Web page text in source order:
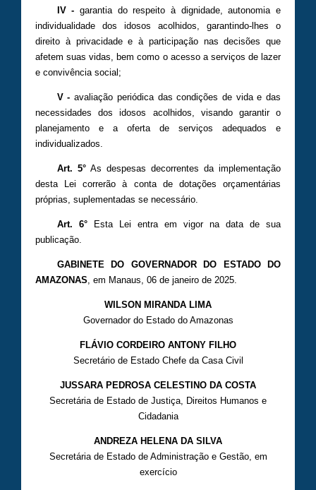
IV - garantia do respeito à dignidade, autonomia e
individualidade dos idosos acolhidos, garantindo-lhes o
direito à privacidade e à participação nas decisões que
afetem suas vidas, bem como o acesso a serviços de lazer
e convivência social;
V - avaliação periódica das condições de vida e das
necessidades dos idosos acolhidos, visando garantir o
planejamento e a oferta de serviços adequados e
individualizados.
Art. 5°As despesas decorrentes da implementação
desta Lei correrão à conta de dotações orçamentárias
próprias, suplementadas se necessário.
Art. 6°Esta Lei entra em vigor na data de sua
publicação.
GABINETE DO GOVERNADOR DO ESTADO DO
AMAZONAS , em Manaus, 06 de janeiro de 2025.
WILSON MIRANDA LIMA
Governador do Estado do Amazonas
FLÁVIO CORDEIRO ANTONY FILHO
Secretário de Estado Chefe da Casa Civil
JUSSARA PEDROSA CELESTINO DA COSTA
Secretária de Estado de Justiça, Direitos Humanos e
Cidadania
ANDREZA HELENA DA SILVA
Secretária de Estado de Administração e Gestão, em
exercício